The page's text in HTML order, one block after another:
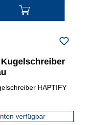
HAPTIFY
verfügbar